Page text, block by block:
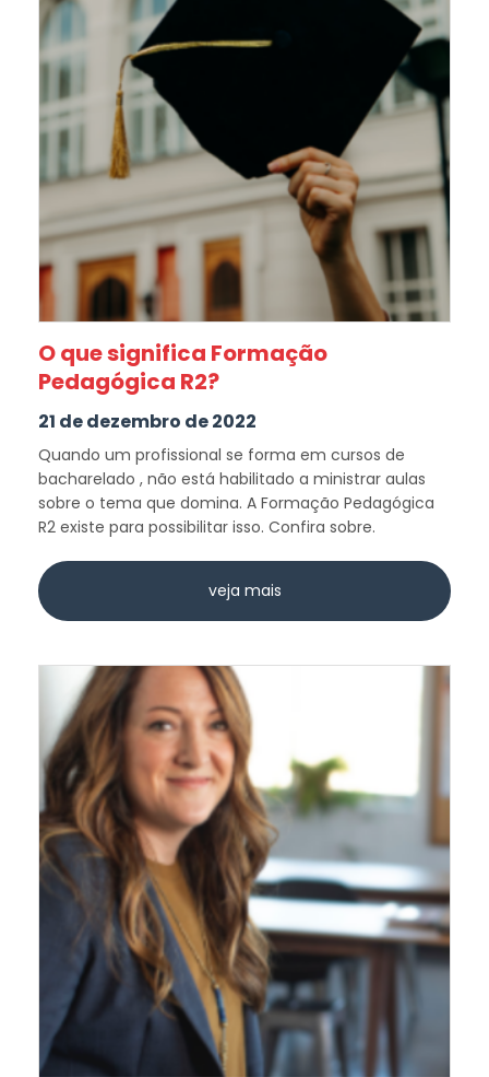
O que significa Formação
Pedagógica R2?
21 de dezembro de 2022
Quando um profissional se forma em cursos de
bacharelado , não está habilitado a ministrar aulas
sobre o tema que domina. A Formação Pedagógica
R2 existe para possibilitar isso. Confira sobre.
veja mais